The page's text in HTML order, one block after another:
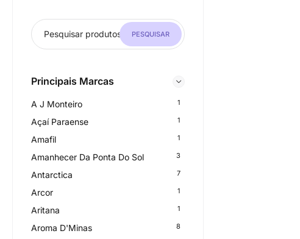
PESQUISAR
Principais Marcas
A J Monteiro 1
Açaí Paraense 1
Amafil 1
Amanhecer Da Ponta Do Sol 3
Antarctica 7
Arcor 1
Aritana 1
Aroma D'Minas 8